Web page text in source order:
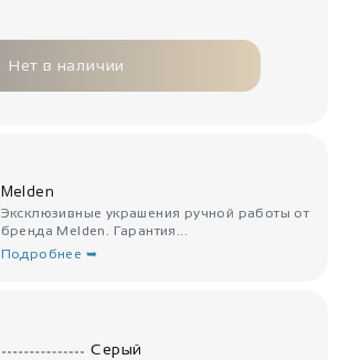
Нет в наличии
Melden
Эксклюзивные украшения ручной работы от
бренда Melden. Гарантия...
Подробнее ➥
Серый